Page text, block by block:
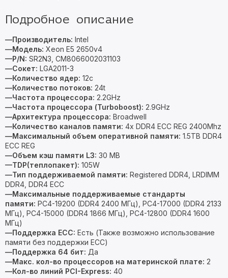
Подробное описание
—Производитель: Intel
—Модель: Xeon E5 2650v4
—P/N: SR2N3, CM8066002031103
—Сокет: LGA2011-3
—Количество ядер: 12c
—Количество потоков: 24t
—Частота процессора: 2.2GHz
—Частота процессора (Turboboost): 2.9GHz
—Архитектура процессора: Broadwell
—Количество каналов памяти: 4x DDR4 ECC REG 2400Mhz
—Максимальный объем оперативной памяти: 1.5TB DDR4
ECC REG
—Объем кэш памяти L3: 30 MB
—TDP(теплопакет): 105W
—Тип поддерживаемой памяти: Registered DDR4, LRDIMM
DDR4, DDR4 ECC
—Максимальные поддерживаемые стандарты
памяти: PC4-19200 (DDR4 2400 МГц), PC4-17000 (DDR4 2133
МГц), PC4-15000 (DDR4 1866 МГц), PC4-12800 (DDR4 1600
МГц)
—Поддержка ECC: Есть (Также возможно использование
памяти без поддержки ECC)
—Поддержка 64 бит: Да
—Макс. кол-во процессоров на материнской плате: 2
—Кол-во линий PCI-Express: 40